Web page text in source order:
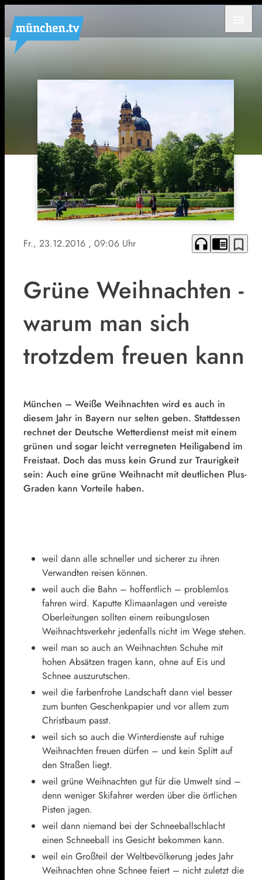
Fr., 23.12.2016 , 09:06 Uhr headphones chrome_reader_mode bookmark_border
Grüne Weihnachten -
warum man sich
trotzdem freuen kann
München – Weiße Weihnachten wird es auch in
diesem Jahr in Bayern nur selten geben. Stattdessen
rechnet der Deutsche Wetterdienst meist mit einem
grünen und sogar leicht verregneten Heiligabend im
Freistaat. Doch das muss kein Grund zur Traurigkeit
sein: Auch eine grüne Weihnacht mit deutlichen Plus-
Graden kann Vorteile haben.
weil dann alle schneller und sicherer zu ihren
Verwandten reisen können.
weil auch die Bahn – hoffentlich – problemlos
fahren wird. Kaputte Klimaanlagen und vereiste
Oberleitungen sollten einem reibungslosen
Weihnachtsverkehr jedenfalls nicht im Wege stehen.
weil man so auch an Weihnachten Schuhe mit
hohen Absätzen tragen kann, ohne auf Eis und
Schnee auszurutschen.
weil die farbenfrohe Landschaft dann viel besser
zum bunten Geschenkpapier und vor allem zum
Christbaum passt.
weil sich so auch die Winterdienste auf ruhige
Weihnachten freuen dürfen – und kein Splitt auf
den Straßen liegt.
weil grüne Weihnachten gut für die Umwelt sind –
denn weniger Skifahrer werden über die örtlichen
Pisten jagen.
weil dann niemand bei der Schneeballschlacht
einen Schneeball ins Gesicht bekommen kann.
weil ein Großteil der Weltbevölkerung jedes Jahr
Weihnachten ohne Schnee feiert – nicht zuletzt die